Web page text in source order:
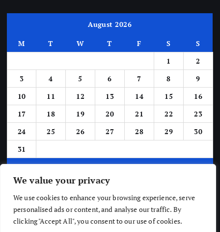
We value your privacy
We use cookies to enhance your browsing experience, serve
personalised ads or content, and analyse our traffic. By
clicking "Accept All", you consent to our use of cookies.
August 2026
M T W T F S
S
1
2
3
4 5 6 7 8
9
10
11 12 13 14 15
16
17
18 19 20 21 22
23
24
25 26 27 28 29
30
31
Copyright © The Newsic 2026